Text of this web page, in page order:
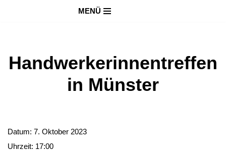
MENÜ
Handwerkerinnentreffen
in Münster
Datum: 7. Oktober 2023
Uhrzeit: 17:00